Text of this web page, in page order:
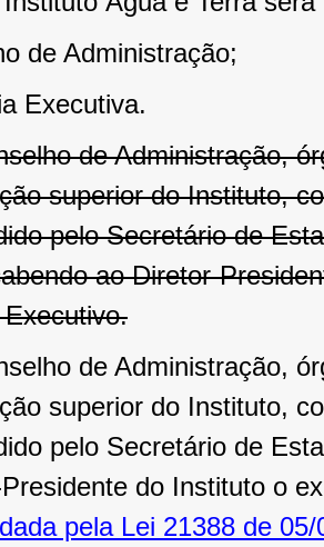
de Administração;
Executiva.
de Administração,
superior do Instituto,
pelo Secretário de
ao Diretor-
de Administração,
superior do Instituto,
pelo Secretário de
do Instituto o
pela Lei 21388 de 05/